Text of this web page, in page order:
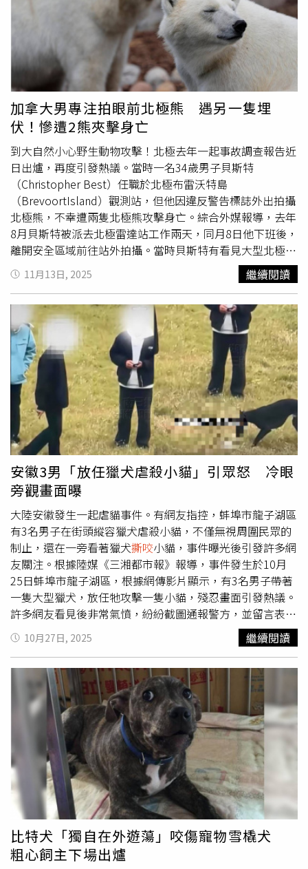
前長期生活在寄養體系，並患有嚴重精神健康問題，生前多
次試圖進入同一動物園，並曾因非法闖入其他場所而有多達
16次被捕紀錄，其中10次發生在他仍是未成年時。他也曾
企圖偷渡至非洲，躲進客機起落架艙內，妄圖成為「馴獅
師」。一名長期關懷馬查多的兒少保護社工薇若妮卡．奧利
維拉（Veronica Oliveira）證實，馬查多來自極度貧困的背
景，缺乏家庭支持，其母親亦患有精神疾病。她痛心表示：
「他曾說過要飛往非洲照顧獅子，當機場人員發現他藏身飛
機起落架時，我感謝上天阻止了一場更大的悲劇。」園方事
後表示，母獅莉奧娜在事件發生後「受到驚嚇，處於壓力狀
態」，但強調不會對牠進行安樂死，並已安排獸醫持續觀察
牠的行為與健康狀況。園區目前暫時關閉，尚未宣布重新開
放日期。園方表示，該獅舍符合巴西聯邦政府自然資源與環
境機構（IBAMA）訂定的建築與安全標準，圍欄高度超過最
低規範，強調整起事件屬於「個案闖入」，並承諾將配合調
查、加強安全管理措施。肇事母獅「莉奧娜」事後出現驚嚇
與壓力反應，但園方表示不會對牠進行安樂死。（圖／翻攝
自X， @nypost）
加拿大男專注拍眼前北極熊 遇另一隻埋
伏！慘遭2熊夾擊身亡
到大自然小心野生動物攻擊！北極去年一起事故調查報告近
日出爐，再度引發熱議。當時一名34歲男子貝斯特
（Christopher Best）任職於北極布雷沃特島
（BrevoortIsland）觀測站，但他因違反警告標誌外出拍攝
北極熊，不幸遭兩隻北極熊攻擊身亡。綜合外媒報導，去年
8月貝斯特被派去北極雷達站工作兩天，同月8日他下班後，
離開安全區域前往站外拍攝。當時貝斯特有看見大型北極熊
警告標誌，但他剛好注意到有一隻北極熊，與其保持一定距
離後拿起攝影器具拍攝。不過，貝斯特沒察覺有另一隻北極
熊正在附近埋伏。從事後流出的監視器畫面顯示，第二隻北
極熊阻斷了貝斯特通往建築物的路徑，並直接衝向他，而第
一隻北極熊隨後也加入攻擊，瞬間他遭到雙熊撕咬。當時有
目擊者透過車庫門窗發現貝斯特遭北極熊攻擊，立刻呼喚其
他工作人員。待野生動物監測員趕抵，使用12號霰彈槍發射
非致命警報彈，迫使兩隻熊離開，但其中一隻再次回頭試圖
攻擊眾人，最終他們不得不開槍將其擊斃。調查報告中也表
示，貝斯特有接受過北極熊安全訓練，但部分課程文件缺
失。貝斯特母親考克斯（Shelly Cox）公開為兒子抱不平，
若工作單位能採取更多安全措施，例如設置圍欄及具警報功
能的動態感測器，或許能避免這場悲劇。據了解，貝斯特原
被派往布雷沃特島執行後勤工作，但因等待安全審核，期間
暫擔任燃料槽清潔員。報告也提到，在過去七十年中，無論
是貝斯特任職的公司或前身DEW Line計畫，從未發生北極
熊攻擊人導致傷亡事件。對此，公司發言人表示，由於政府
調查報告尚未完成，公司無法對事件評論，但強調「非常重
視所有員工的安全與福祉，並對持續受到此悲劇影響的每個
人表達關懷」。
11月13日, 2025 繼續閱讀
安徽3男「放任獵犬虐殺小貓」引眾怒 冷眼
旁觀畫面曝
大陸安徽發生一起虐貓事件。有網友指控，蚌埠市龍子湖區
有3名男子在街頭縱容獵犬虐殺小貓，不僅無視周圍民眾的
制止，還在一旁看著獵犬撕咬小貓，事件曝光後引發許多網
友關注。根據陸媒《三湘都市報》報導，事件發生於10月
25日蚌埠市龍子湖區，根據網傳影片顯示，有3名男子帶著
一隻大型獵犬，放任牠攻擊一隻小貓，殘忍畫面引發熱議。
許多網友看見後非常氣憤，紛紛截圖通報警方，並留言表示
「太過分了，必須嚴懲」、「離譜！哪裡有這樣教的」、
「不是所有養狗的人都有愛心，有些人真的有病」、「還給
他們打碼嗎」、「為什麼要給施虐者打碼」、「這3人還需
要打碼？難保日後也會造成對社會危害的事情」。對此，當
局27日證實，近日接獲大量通報，警方已立案調查，並呼籲
民眾不要再轉傳原始影片。根據當地法律規定，禁止個人飼
養烈性犬，凡違反規定飼養大型犬、烈性犬，將沒收犬隻並
處以人民幣3000元（約新台幣1.2萬元）以下罰款。
10月27日, 2025 繼續閱讀
比特犬「獨自在外遊蕩」咬傷寵物雪橇犬
粗心飼主下場出爐